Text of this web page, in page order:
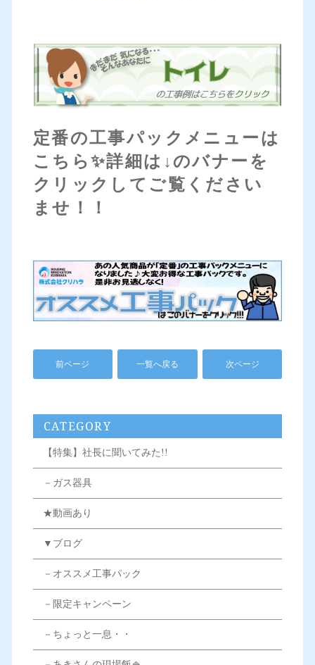
定番の工事パックメニューは
こちら✨詳細は↓のバナーを
クリックしてご覧ください
ませ！！
前ページ 一覧へ戻る 次ページ
CATEGORY
【特集】社長に聞いてみた!!
－ガス器具
★動画あり
▼ブログ
－オススメ工事パック
－限定キャンペーン
－ちょっと一息・・